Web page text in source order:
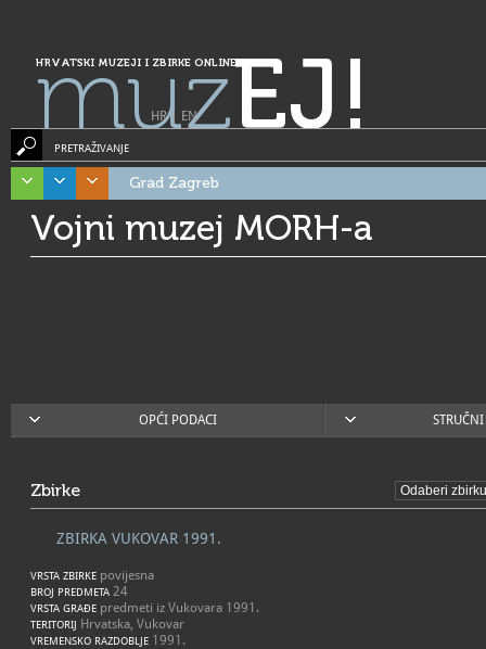
HRVATSKI MUZEJI I ZBIRKE ONLINE
muzEJ!
HR| EN
PRETRAŽIVANJE
Grad Zagreb
Vojni muzej MORH-a
OPĆI PODACI
Zbirke
ZBIRKA VUKOVAR 1991.
VRSTA ZBIRKE povijesna
BROJ PREDMETA 24
VRSTA GRAĐE predmeti iz Vukovara 1991.
TERITORIJ Hrvatska, Vukovar
VREMENSKO RAZDOBLJE 1991.